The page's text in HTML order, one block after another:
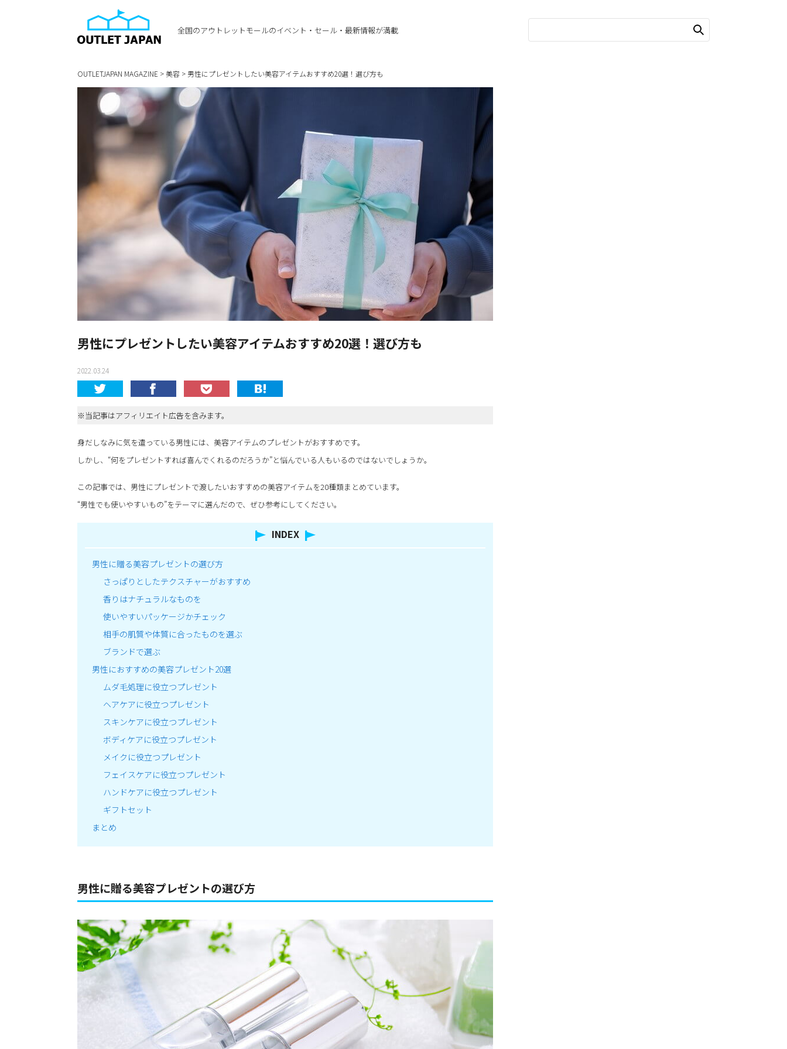
全国のアウトレットモールのイベント・セール・最新情報が満載
OUTLETJAPAN MAGAZINE >美容 > 男性にプレゼントしたい美容アイテムおすすめ20選！選び方も
男性にプレゼントしたい美容アイテムおすすめ20選！選び方も
2022.03.24
※当記事はアフィリエイト広告を含みます。
身だしなみに気を遣っている男性には、美容アイテムのプレゼントがおすすめです。
しかし、“何をプレゼントすれば喜んでくれるのだろうか”と悩んでいる人もいるのではないでしょうか。
この記事では、男性にプレゼントで渡したいおすすめの美容アイテムを20種類まとめています。
“男性でも使いやすいもの”をテーマに選んだので、ぜひ参考にしてください。
INDEX
男性に贈る美容プレゼントの選び方
さっぱりとしたテクスチャーがおすすめ
香りはナチュラルなものを
使いやすいパッケージかチェック
相手の肌質や体質に合ったものを選ぶ
ブランドで選ぶ
男性におすすめの美容プレゼント20選
ムダ毛処理に役立つプレゼント
ヘアケアに役立つプレゼント
スキンケアに役立つプレゼント
ボディケアに役立つプレゼント
メイクに役立つプレゼント
フェイスケアに役立つプレゼント
ハンドケアに役立つプレゼント
ギフトセット
まとめ
男性に贈る美容プレゼントの選び方